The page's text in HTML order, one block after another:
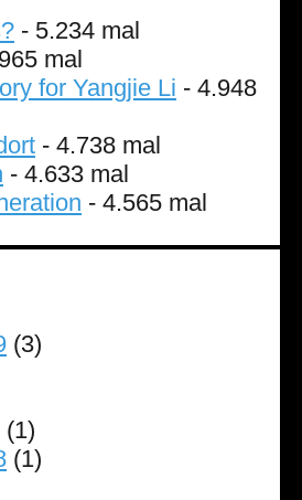
- 5.234 mal
mal
for Yangjie Li - 4.948
- 4.738 mal
- 4.633 mal
- 4.565 mal
(3)
(1)
(1)